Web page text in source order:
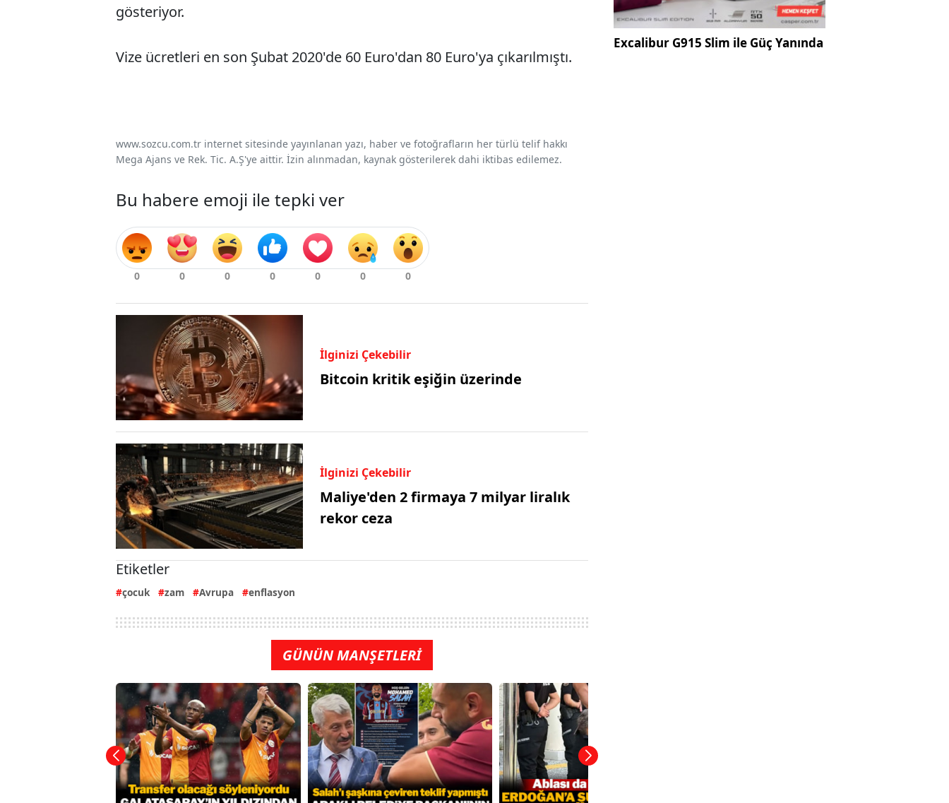
gösteriyor.
Vize ücretleri en son Şubat 2020'de 60 Euro'dan 80 Euro'ya çıkarılmıştı.
www.sozcu.com.tr internet sitesinde yayınlanan yazı, haber ve fotoğrafların her türlü telif hakkı
Mega Ajans ve Rek. Tic. A.Ş'ye aittir. İzin alınmadan, kaynak gösterilerek dahi iktibas edilemez.
Bu habere emoji ile tepki ver
İlginizi Çekebilir
Bitcoin kritik eşiğin üzerinde
İlginizi Çekebilir
Maliye'den 2 firmaya 7 milyar liralık
rekor ceza
Etiketler
çocuk zam Avrupa enflasyon
GÜNÜN MANŞETLERİ
Excalibur G915 Slim ile Güç Yanında